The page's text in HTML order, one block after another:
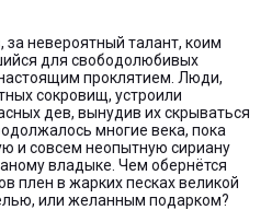
невероятный талант, коим
для свободолюбивых
проклятием. Люди,
сокровищ, устроили
дев, вынудив их скрываться
многие века, пока
и совсем неопытную сириану
владыке. Чем обернётся
плен в жарких песках великой
или желанным подарком?